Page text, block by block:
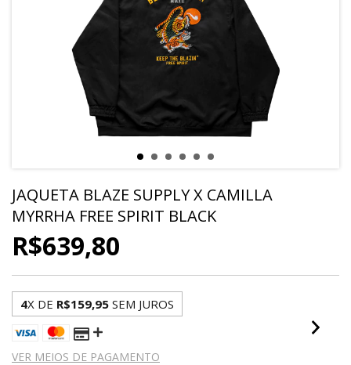
JAQUETA BLAZE SUPPLY X CAMILLA
MYRRHA FREE SPIRIT BLACK
R$639,80
4X DE R$159,95 SEM JUROS
VER MEIOS DE PAGAMENTO